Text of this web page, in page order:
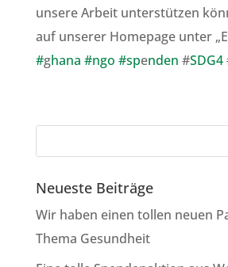
unsere Arbeit unterstützen
auf unserer Homepage unter
#ghana #ngo #spenden #
Neueste Beiträge
Wir haben einen tollen neuen
Thema Gesundheit